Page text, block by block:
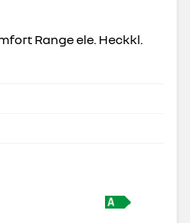
Range ele. Heckkl.